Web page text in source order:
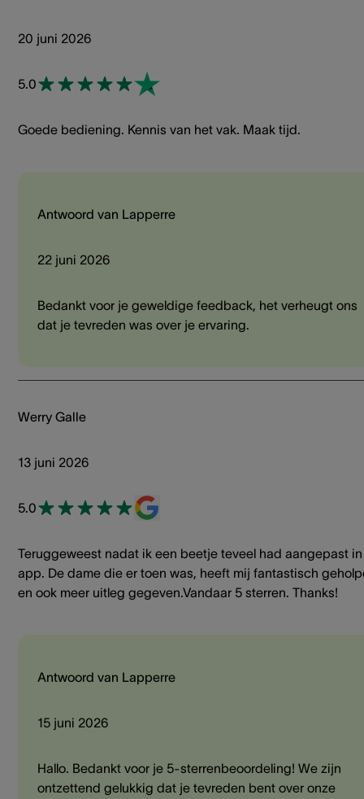
20 juni 2026
5.0
Goede bediening. Kennis van het vak. Maak tijd.
Antwoord van Lapperre
22 juni 2026
Bedankt voor je geweldige feedback, het verheugt ons
dat je tevreden was over je ervaring.
Werry Galle
13 juni 2026
5.0
Teruggeweest nadat ik een beetje teveel had aangepast
app. De dame die er toen was, heeft mij fantastisch
en ook meer uitleg gegeven.Vandaar 5 sterren. Thanks!
Antwoord van Lapperre
15 juni 2026
Hallo. Bedankt voor je 5-sterrenbeoordeling! We zijn
ontzettend gelukkig dat je tevreden bent over onze